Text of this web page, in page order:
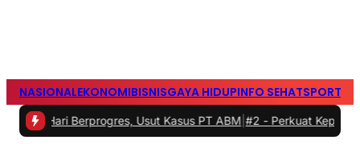
NASIONALEKONOMIBISNISGAYA HIDUPINFO SEHATSPORTS
Hari Berprogres, Usut Kasus PT ABM |#2 -Perkuat